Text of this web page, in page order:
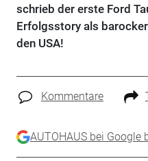
schrieb der erste Ford
Erfolgsstory als
den USA!
Kommentare
AUTOHAUS bei Google